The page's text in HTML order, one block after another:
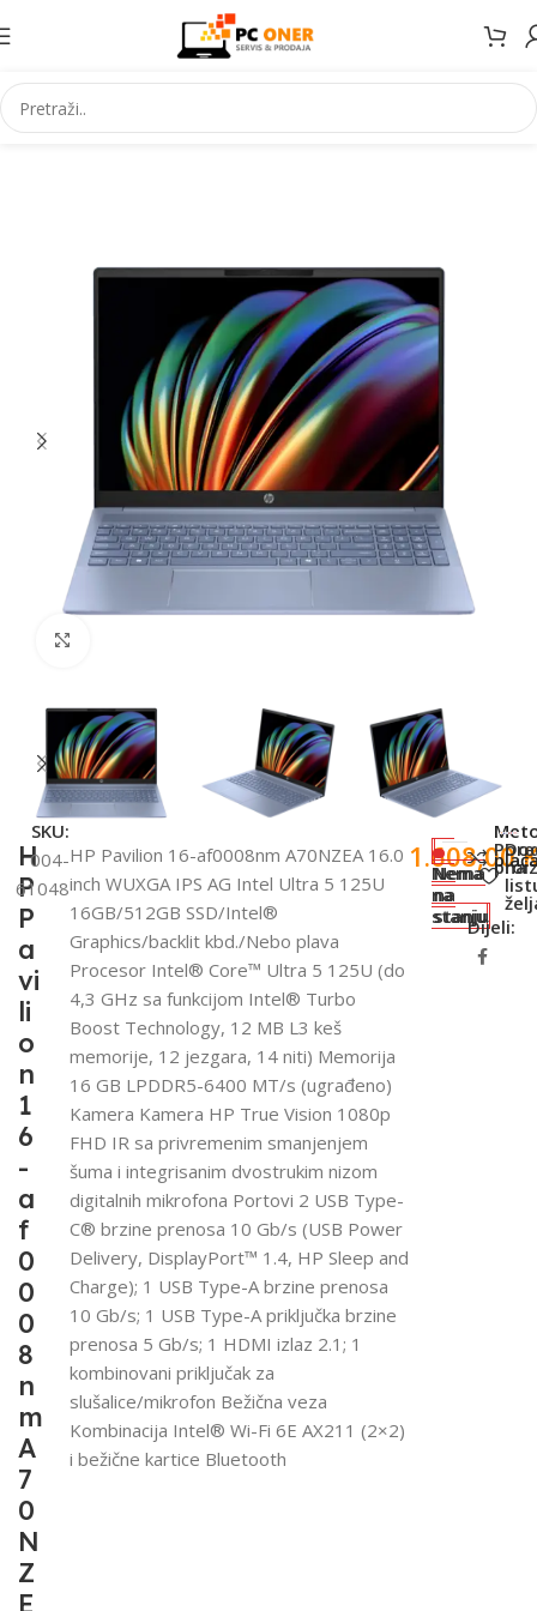
Početna Informatika Racunari Notebook
H
P
P
a
vi
li
o
n
1
6
-
a
f
0
0
0
8
n
m
A
7
0
N
Z
E
SKU:
004-
61048
HP Pavilion 16-af0008nm A70NZEA 16.0
inch WUXGA IPS AG Intel Ultra 5 125U
16GB/512GB SSD/Intel®
Graphics/backlit kbd./Nebo plava
Procesor Intel® Core™ Ultra 5 125U (do
4,3 GHz sa funkcijom Intel® Turbo
Boost Technology, 12 MB L3 keš
memorije, 12 jezgara, 14 niti) Memorija
16 GB LPDDR5-6400 MT/s (ugrađeno)
Kamera Kamera HP True Vision 1080p
FHD IR sa privremenim smanjenjem
šuma i integrisanim dvostrukim nizom
digitalnih mikrofona Portovi 2 USB Type-
C® brzine prenosa 10 Gb/s (USB Power
Delivery, DisplayPort™ 1.4, HP Sleep and
Charge); 1 USB Type-A brzine prenosa
10 Gb/s; 1 USB Type-A priključka brzine
prenosa 5 Gb/s; 1 HDMI izlaz 2.1; 1
kombinovani priključak za
slušalice/mikrofon Bežična veza
Kombinacija Intel® Wi-Fi 6E AX211 (2×2)
i bežične kartice Bluetooth
1.608,00
Nema
na
stanju
Nema
na
stanju
na
Dijeli: